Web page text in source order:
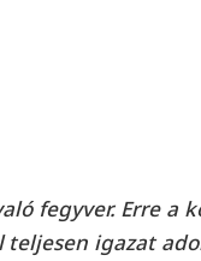
fegyver. Erre
teljesen igazat